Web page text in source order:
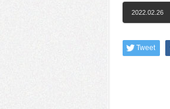
2022.02.26
Tweet